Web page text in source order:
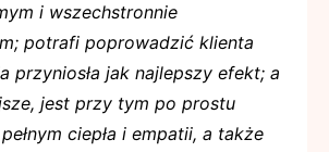
i wszechstronnie
potrafi poprowadzić klienta
przyniosła jak najlepszy efekt; a
jest przy tym po prostu
ciepła i empatii, a także